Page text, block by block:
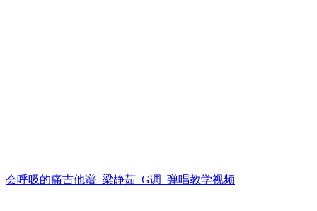
会呼吸的痛吉他谱_梁静茹_G调_弹唱教学视频